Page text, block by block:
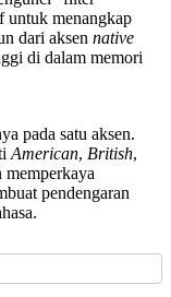
untuk menangkap
dari aksen native
di dalam memori
pada satu aksen.
American, British,
memperkaya
pendengaran